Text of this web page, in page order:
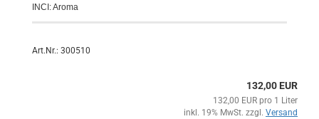
INCI: Aroma
Art.Nr.: 300510
132,00 EUR
132,00 EUR pro 1 Liter
inkl. 19% MwSt. zzgl. Versand